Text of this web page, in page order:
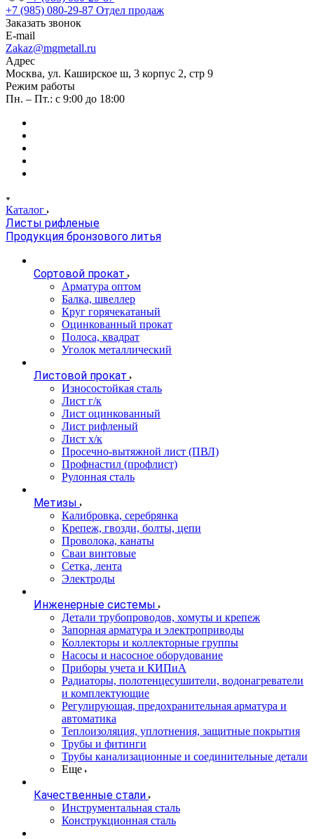
+7 (985) 080-29-87 Отдел продаж
Заказать звонок
E-mail
Zakaz@mgmetall.ru
Адрес
Москва, ул. Каширское ш, 3 корпус 2, стр 9
Режим работы
Пн. – Пт.: с 9:00 до 18:00
Каталог
Листы рифленые
Продукция бронзового литья
Сортовой прокат
Арматура оптом
Балка, швеллер
Круг горячекатаный
Оцинкованный прокат
Полоса, квадрат
Уголок металлический
Листовой прокат
Износостойкая сталь
Лист г/к
Лист оцинкованный
Лист рифленый
Лист х/к
Просечно-вытяжной лист (ПВЛ)
Профнастил (профлист)
Рулонная сталь
Метизы
Калибровка, серебрянка
Крепеж, гвозди, болты, цепи
Проволока, канаты
Сваи винтовые
Сетка, лента
Электроды
Инженерные системы
Детали трубопроводов, хомуты и крепеж
Запорная арматура и электроприводы
Коллекторы и коллекторные группы
Насосы и насосное оборудование
Приборы учета и КИПиА
Радиаторы, полотенцесушители, водонагреватели
и комплектующие
Регулирующая, предохранительная арматура и
автоматика
Теплоизоляция, уплотнения, защитные покрытия
Трубы и фитинги
Трубы канализационные и соединительные детали
Еще
Качественные стали
Инструментальная сталь
Конструкционная сталь